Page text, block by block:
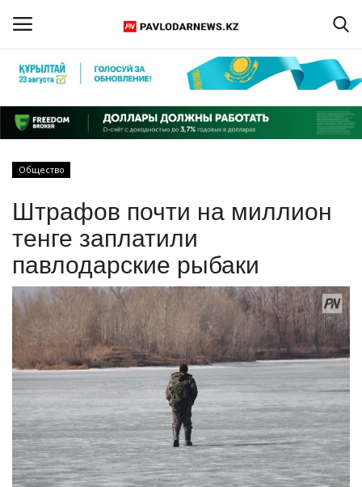
Регистрация
Главная
ПАВЛОДАРСКАЯ ОБЛАСТЬ
КАЗАХСТАН
МИР
СПЕЦПРОЕКТЫ
СПОРТ
Чек-лист
РАЗВЛЕЧЕНИЯ
Общество
Штрафов почти на миллион
тенге заплатили
павлодарские рыбаки